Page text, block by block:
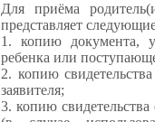
Для приёма
представляет
1. копию документа,
ребенка или
2. копию
заявителя;
3. копию